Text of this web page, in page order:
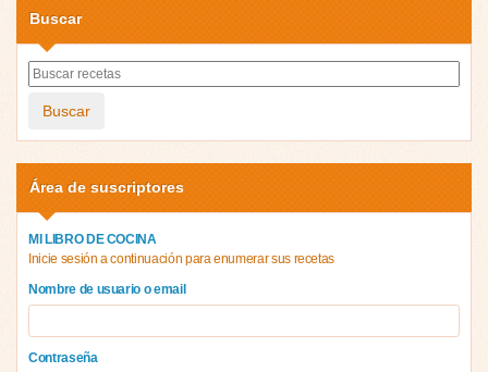
Buscar
Buscar
Área de suscriptores
MI LIBRO DE COCINA
Inicie sesión a continuación para enumerar sus recetas
Nombre de usuario o email
Contraseña